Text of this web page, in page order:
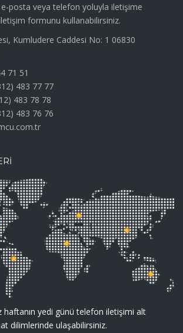
posta veya telefon yoluyla iletişime
formunu kullanabilirsiniz.
Kumludere Caddesi No: 1 06830
71 51
483 77 77
483 78 78
483 76 76
haftanın yedi günü telefon iletişimi alt
dilimlerinde ulaşabilirsiniz.